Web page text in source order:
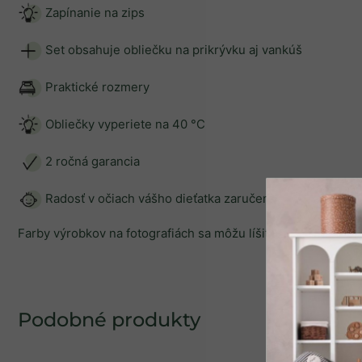
Zapínanie na zips
Set obsahuje obliečku na prikrývku aj vankúš
Praktické rozmery
Obliečky vyperiete na 40 °C
2 ročná garancia
Radosť v očiach vášho dieťatka zaručená
Farby výrobkov na fotografiách sa môžu líšiť od
SPÄŤ DO